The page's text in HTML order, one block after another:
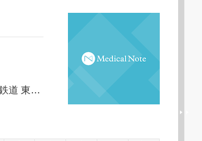
京成電鉄 本線 勝田台駅 徒歩 3分｜東葉高速鉄道 東葉高速線 東葉勝田台駅 徒歩 3分